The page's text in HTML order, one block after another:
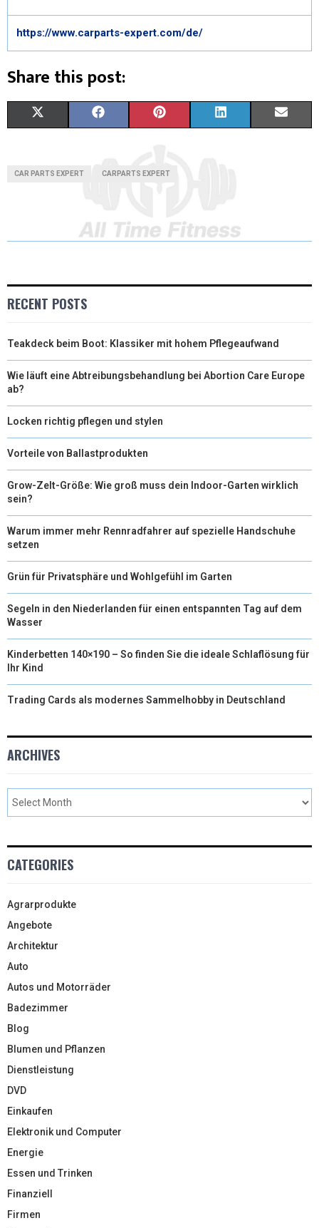
https://www.carparts-expert.com/de/
Share this post:
T
)
O R D
CAR PARTS EXPERT CARPARTS EXPERT
RECENT POSTS
Teakdeck beim Boot: Klassiker mit hohem Pflegeaufwand
Wie läuft eine Abtreibungsbehandlung bei Abortion Care Europe
ab?
Locken richtig pflegen und stylen
Vorteile von Ballastprodukten
Grow-Zelt-Größe: Wie groß muss dein Indoor-Garten wirklich
sein?
Warum immer mehr Rennradfahrer auf spezielle Handschuhe
setzen
Grün für Privatsphäre und Wohlgefühl im Garten
Segeln in den Niederlanden für einen entspannten Tag auf dem
Wasser
Kinderbetten 140×190 – So finden Sie die ideale Schlaflösung für
Ihr Kind
Trading Cards als modernes Sammelhobby in Deutschland
ARCHIVES
CATEGORIES
Agrarprodukte
Angebote
Architektur
Auto
Autos und Motorräder
Badezimmer
Blog
Blumen und Pflanzen
Dienstleistung
DVD
Einkaufen
Elektronik und Computer
Energie
Essen und Trinken
Finanziell
Firmen